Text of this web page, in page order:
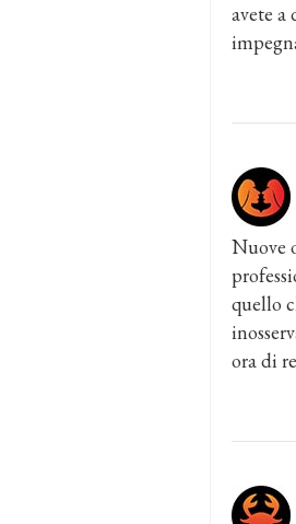
avete
Nuove
quello
ora di